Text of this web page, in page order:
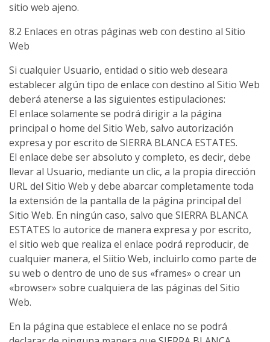
sitio web ajeno.
8.2 Enlaces en otras páginas web con destino al Sitio
Web
Si cualquier Usuario, entidad o sitio web deseara
establecer algún tipo de enlace con destino al Sitio Web
deberá atenerse a las siguientes estipulaciones:
El enlace solamente se podrá dirigir a la página
principal o home del Sitio Web, salvo autorización
expresa y por escrito de SIERRA BLANCA ESTATES.
El enlace debe ser absoluto y completo, es decir, debe
llevar al Usuario, mediante un clic, a la propia dirección
URL del Sitio Web y debe abarcar completamente toda
la extensión de la pantalla de la página principal del
Sitio Web. En ningún caso, salvo que SIERRA BLANCA
ESTATES lo autorice de manera expresa y por escrito,
el sitio web que realiza el enlace podrá reproducir, de
cualquier manera, el Siitio Web, incluirlo como parte de
su web o dentro de uno de sus «frames» o crear un
«browser» sobre cualquiera de las páginas del Sitio
Web.
En la página que establece el enlace no se podrá